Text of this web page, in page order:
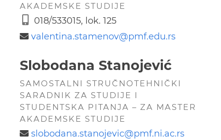
AKADEMSKE STUDIJE
018/533015, lok. 125
valentina.stamenov@pmf.edu.rs
Slobodana Stanojević
SAMOSTALNI STRUČNOTEHNIČKI
SARADNIK ZA STUDIJE I
STUDENTSKA PITANJA – ZA MASTER
AKADEMSKE STUDIJE
slobodana.stanojevic@pmf.ni.ac.rs